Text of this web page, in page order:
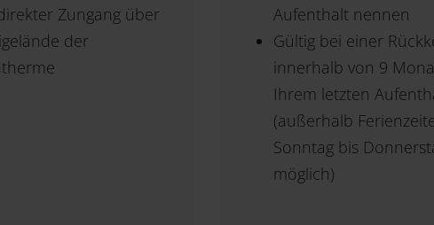
Zungang über
der
Aufenthalt nennen
Gültig bei einer
innerhalb von 9
Ihrem letzten
(außerhalb
Sonntag bis
möglich)